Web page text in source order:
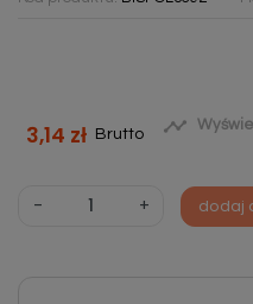
3,14 zł Brutto 
- + dodaj